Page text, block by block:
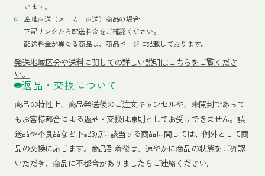
います。
産地直送（メーカー直送）商品の場合
下記リンクから配送料金をご確認ください。
配送料金が異なる商品は、商品ページに記載しております。
発送地域区分や送料に関しての詳しい説明はこちらをご覧くださ
い。
返品・交換について
商品の特性上、商品発送後のご注文キャンセルや、未開封であって
もお客様都合による返品・交換は原則としてお受けできません。誤
送品や不良品など下記3点に該当する商品に関しては、例外として商
品の交換に応じます。商品到着後は、速やかに商品の状態をご確認
いただき、商品に不都合がありましたらご連絡ください。